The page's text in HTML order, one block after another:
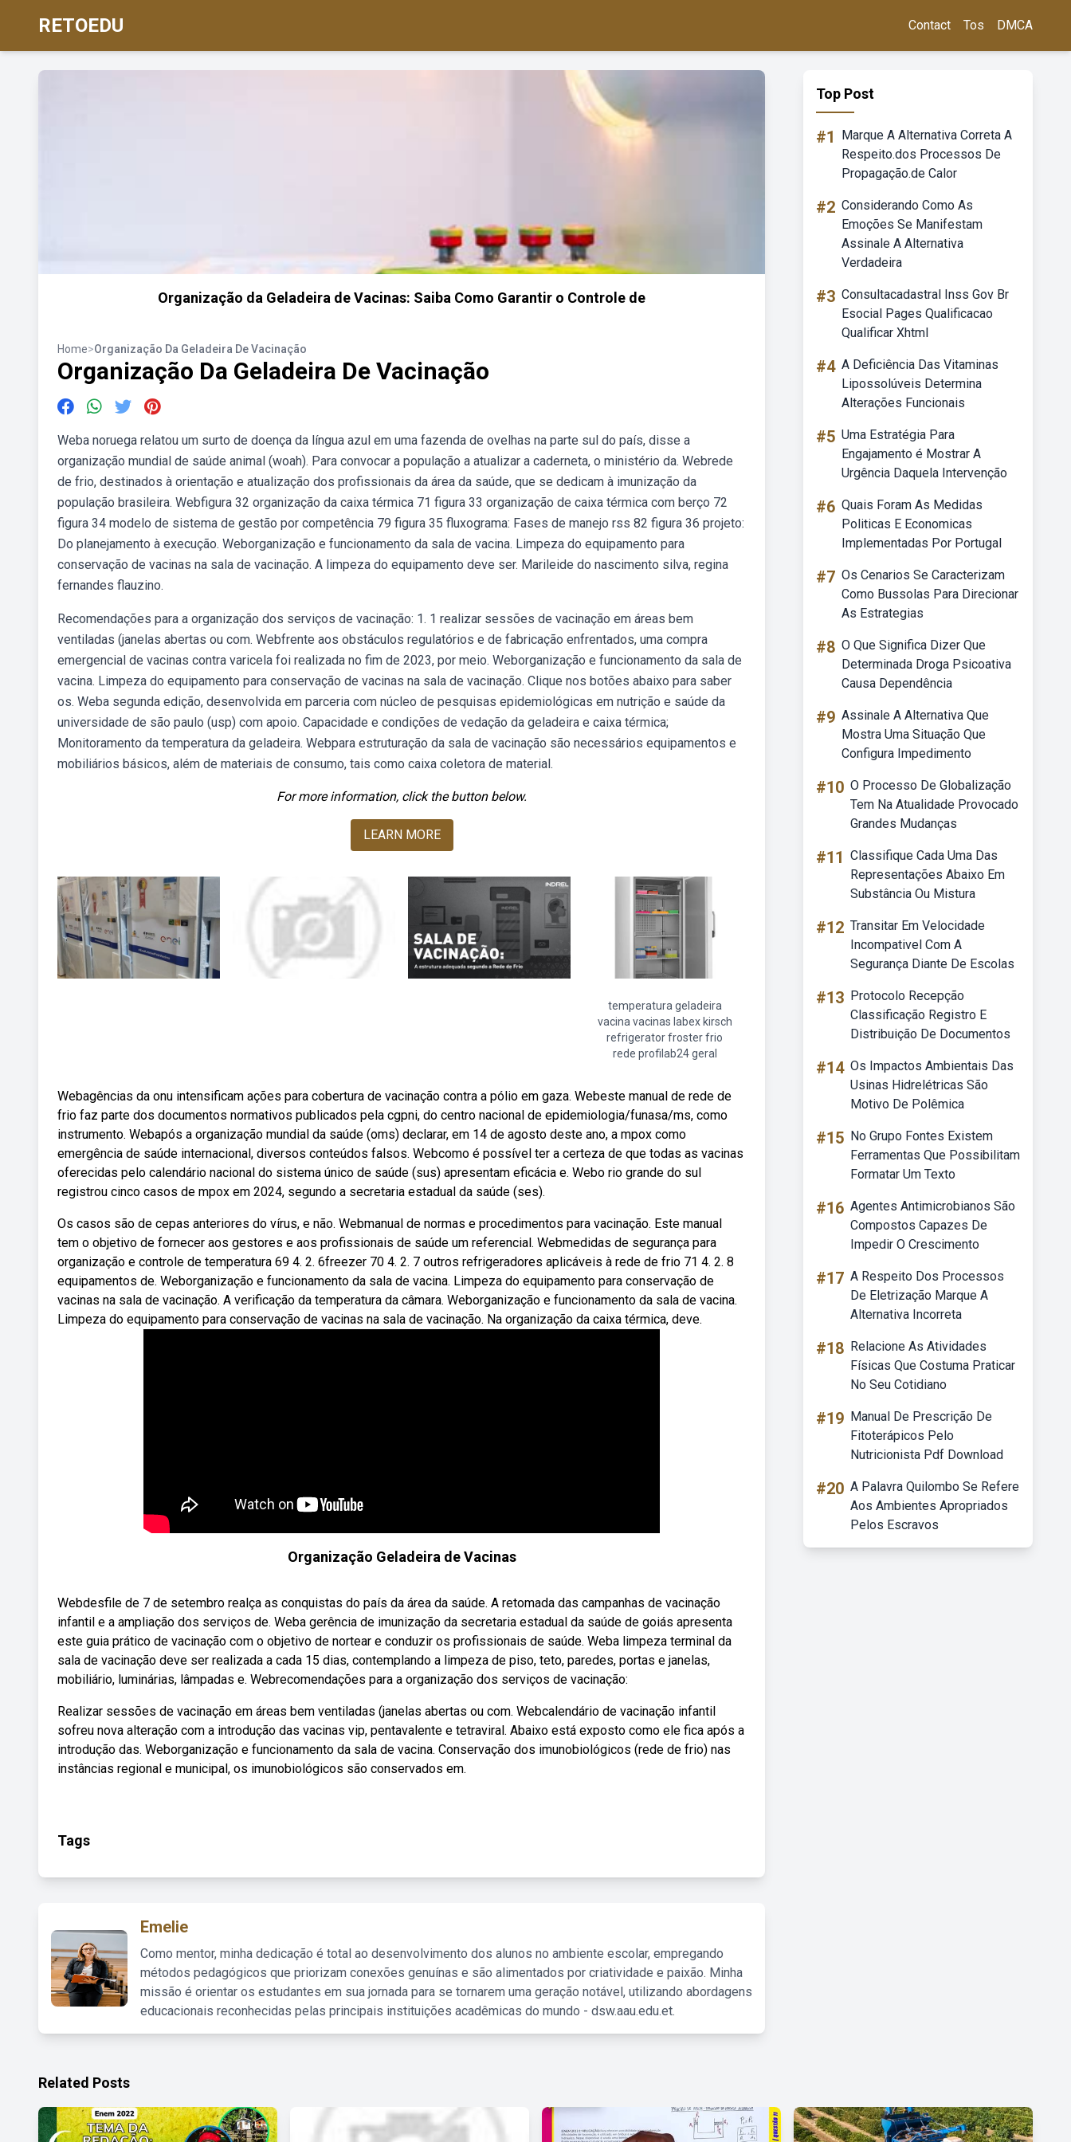
RETOEDU Contact Tos DMCA
Organização da Geladeira de Vacinas: Saiba Como Garantir o Controle de
Home>Organização Da Geladeira De Vacinação
Organização Da Geladeira De Vacinação
Weba noruega relatou um surto de doença da língua azul em uma fazenda de ovelhas na parte sul do país, disse a
organização mundial de saúde animal (woah). Para convocar a população a atualizar a caderneta, o ministério da. Webrede
de frio, destinados à orientação e atualização dos profissionais da área da saúde, que se dedicam à imunização da
população brasileira. Webfigura 32 organização da caixa térmica 71 figura 33 organização de caixa térmica com berço 72
figura 34 modelo de sistema de gestão por competência 79 figura 35 fluxograma: Fases de manejo rss 82 figura 36 projeto:
Do planejamento à execução. Weborganização e funcionamento da sala de vacina. Limpeza do equipamento para
conservação de vacinas na sala de vacinação. A limpeza do equipamento deve ser. Marileide do nascimento silva, regina
fernandes flauzino.
Recomendações para a organização dos serviços de vacinação: 1. 1 realizar sessões de vacinação em áreas bem
ventiladas (janelas abertas ou com. Webfrente aos obstáculos regulatórios e de fabricação enfrentados, uma compra
emergencial de vacinas contra varicela foi realizada no fim de 2023, por meio. Weborganização e funcionamento da sala de
vacina. Limpeza do equipamento para conservação de vacinas na sala de vacinação. Clique nos botões abaixo para saber
os. Weba segunda edição, desenvolvida em parceria com núcleo de pesquisas epidemiológicas em nutrição e saúde da
universidade de são paulo (usp) com apoio. Capacidade e condições de vedação da geladeira e caixa térmica;
Monitoramento da temperatura da geladeira. Webpara estruturação da sala de vacinação são necessários equipamentos e
mobiliários básicos, além de materiais de consumo, tais como caixa coletora de material.
For more information, click the button below.
LEARN MORE
temperatura geladeira
vacina vacinas labex kirsch
refrigerator froster frio
rede profilab24 geral
Webagências da onu intensificam ações para cobertura de vacinação contra a pólio em gaza. Webeste manual de rede de
frio faz parte dos documentos normativos publicados pela cgpni, do centro nacional de epidemiologia/funasa/ms, como
instrumento. Webapós a organização mundial da saúde (oms) declarar, em 14 de agosto deste ano, a mpox como
emergência de saúde internacional, diversos conteúdos falsos. Webcomo é possível ter a certeza de que todas as vacinas
oferecidas pelo calendário nacional do sistema único de saúde (sus) apresentam eficácia e. Webo rio grande do sul
registrou cinco casos de mpox em 2024, segundo a secretaria estadual da saúde (ses).
Os casos são de cepas anteriores do vírus, e não. Webmanual de normas e procedimentos para vacinação. Este manual
tem o objetivo de fornecer aos gestores e aos profissionais de saúde um referencial. Webmedidas de segurança para
organização e controle de temperatura 69 4. 2. 6freezer 70 4. 2. 7 outros refrigeradores aplicáveis à rede de frio 71 4. 2. 8
equipamentos de. Weborganização e funcionamento da sala de vacina. Limpeza do equipamento para conservação de
vacinas na sala de vacinação. A verificação da temperatura da câmara. Weborganização e funcionamento da sala de vacina.
Limpeza do equipamento para conservação de vacinas na sala de vacinação. Na organização da caixa térmica, deve.
Organização Geladeira de Vacinas
Webdesfile de 7 de setembro realça as conquistas do país da área da saúde. A retomada das campanhas de vacinação
infantil e a ampliação dos serviços de. Weba gerência de imunização da secretaria estadual da saúde de goiás apresenta
este guia prático de vacinação com o objetivo de nortear e conduzir os profissionais de saúde. Weba limpeza terminal da
sala de vacinação deve ser realizada a cada 15 dias, contemplando a limpeza de piso, teto, paredes, portas e janelas,
mobiliário, luminárias, lâmpadas e. Webrecomendações para a organização dos serviços de vacinação:
Realizar sessões de vacinação em áreas bem ventiladas (janelas abertas ou com. Webcalendário de vacinação infantil
sofreu nova alteração com a introdução das vacinas vip, pentavalente e tetraviral. Abaixo está exposto como ele fica após a
introdução das. Weborganização e funcionamento da sala de vacina. Conservação dos imunobiológicos (rede de frio) nas
instâncias regional e municipal, os imunobiológicos são conservados em.
Tags
Emelie
Como mentor, minha dedicação é total ao desenvolvimento dos alunos no ambiente escolar, empregando
métodos pedagógicos que priorizam conexões genuínas e são alimentados por criatividade e paixão. Minha
missão é orientar os estudantes em sua jornada para se tornarem uma geração notável, utilizando abordagens
educacionais reconhecidas pelas principais instituições acadêmicas do mundo - dsw.aau.edu.et.
Top Post
#1
Marque A Alternativa Correta A
Respeito.dos Processos De
Propagação.de Calor
#2 Considerando Como As
Emoções Se Manifestam
Assinale A Alternativa
Verdadeira
#3 Consultacadastral Inss Gov Br
Esocial Pages Qualificacao
Qualificar Xhtml
#4 A Deficiência Das Vitaminas
Lipossolúveis Determina
Alterações Funcionais
#5 Uma Estratégia Para
Engajamento é Mostrar A
Urgência Daquela Intervenção
#6 Quais Foram As Medidas
Politicas E Economicas
Implementadas Por Portugal
#7 Os Cenarios Se Caracterizam
Como Bussolas Para Direcionar
As Estrategias
#8 O Que Significa Dizer Que
Determinada Droga Psicoativa
Causa Dependência
#9 Assinale A Alternativa Que
Mostra Uma Situação Que
Configura Impedimento
#10 O Processo De Globalização
Tem Na Atualidade Provocado
Grandes Mudanças
#11 Classifique Cada Uma Das
Representações Abaixo Em
Substância Ou Mistura
#12 Transitar Em Velocidade
Incompativel Com A
Segurança Diante De Escolas
#13 Protocolo Recepção
Classificação Registro E
Distribuição De Documentos
#14 Os Impactos Ambientais Das
Usinas Hidrelétricas São
Motivo De Polêmica
#15 No Grupo Fontes Existem
Ferramentas Que Possibilitam
Formatar Um Texto
#16 Agentes Antimicrobianos São
Compostos Capazes De
Impedir O Crescimento
#17 A Respeito Dos Processos
De Eletrização Marque A
Alternativa Incorreta
#18 Relacione As Atividades
Físicas Que Costuma Praticar
No Seu Cotidiano
#19 Manual De Prescrição De
Fitoterápicos Pelo
Nutricionista Pdf Download
#20 A Palavra Quilombo Se Refere
Aos Ambientes Apropriados
Pelos Escravos
Related Posts